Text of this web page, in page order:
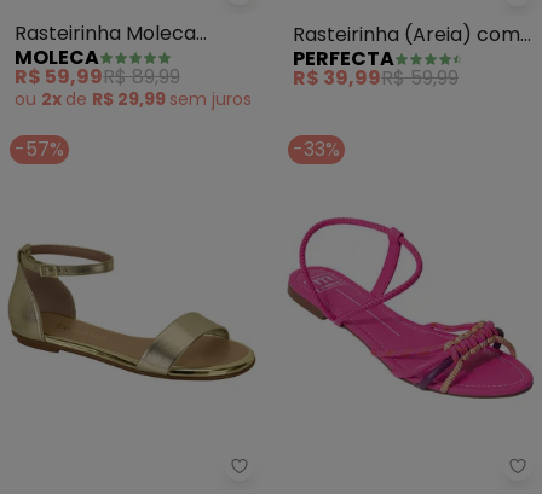
Rasteirinha Moleca
(Verde Jade) em
Sintético
MOLECA
R$ 59,99R$ 89,99
ou 2x de R$ 29,99 sem juros
Rasteirinha (Areia) com
Amarração
PERFECTA
R$ 39,99R$ 59,99
-57%
Beira Rio - Sandália Beira Rio
-33%